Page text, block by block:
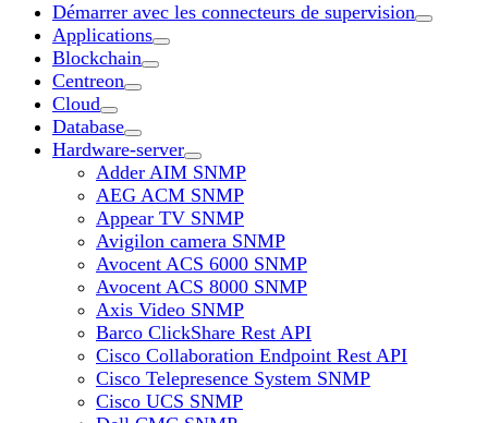
Démarrer avec les connecteurs de supervision
Applications
Blockchain
Centreon
Cloud
Database
Hardware-server
Adder AIM SNMP
AEG ACM SNMP
Appear TV SNMP
Avigilon camera SNMP
Avocent ACS 6000 SNMP
Avocent ACS 8000 SNMP
Axis Video SNMP
Barco ClickShare Rest API
Cisco Collaboration Endpoint Rest API
Cisco Telepresence System SNMP
Cisco UCS SNMP